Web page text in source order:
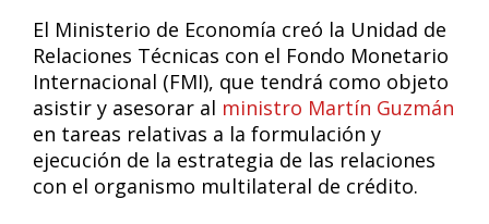
El Ministerio de Economía creó la Unidad de
Relaciones Técnicas con el Fondo Monetario
Internacional (FMI), que tendrá como objeto
asistir y asesorar al ministro Martín Guzmán
en tareas relativas a la formulación y
ejecución de la estrategia de las relaciones
con el organismo multilateral de crédito.